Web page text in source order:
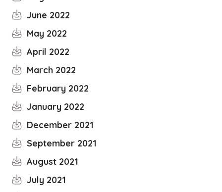
June 2022
May 2022
April 2022
March 2022
February 2022
January 2022
December 2021
September 2021
August 2021
July 2021